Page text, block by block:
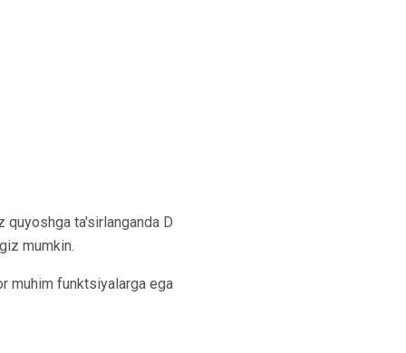
ta'sirlanganda D
mumkin.
muhim funktsiyalarga ega